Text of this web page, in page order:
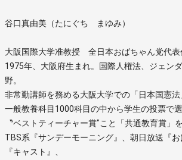
谷口真由美（たにぐち まゆみ）
大阪国際大学准教授 全日本おばちゃん党代表
1975年、大阪府生まれ。国際人権法、ジェン
野。
非常勤講師を務める大阪大学での「日本国憲法
一般教養科目1000科目の中から学生の投票で
〝ベストティーチャー賞″こと「共通教育賞」
TBS系『サンデーモーニング』、朝日放送『お
『キャスト』、